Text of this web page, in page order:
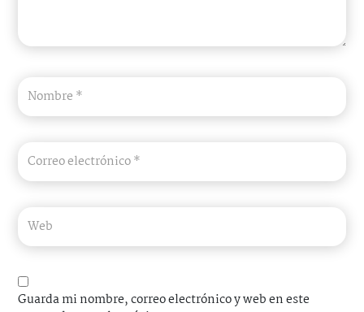
Guarda mi nombre, correo electrónico y web en este